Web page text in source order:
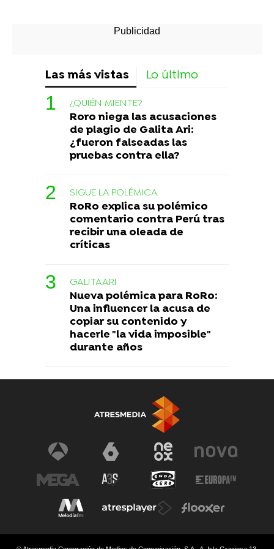
Las más vistas Lo último
¿QUIÉN MIENTE?
Roro niega las acusaciones
de plagio de Galita Ari:
¿fueron falseadas las
pruebas contra ella?
SIGUE LA POLÉMICA
RoRo explica su polémico
comentario contra Perú tras
recibir una oleada de
críticas
GALITAARI
Nueva polémica para RoRo:
Una influencer la acusa de
copiar su contenido y
hacerle "la vida imposible"
durante años